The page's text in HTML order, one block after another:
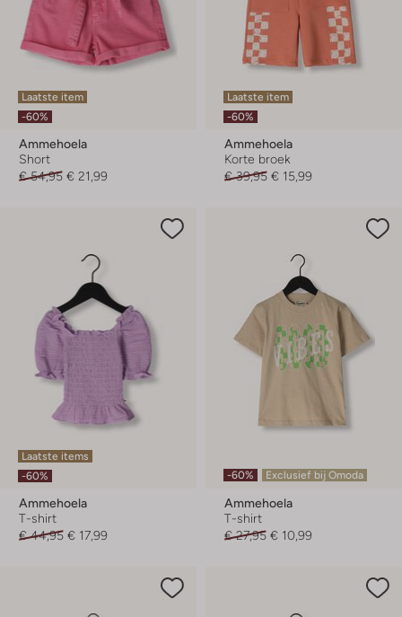
Laatste item
-60%
Ammehoela
Short
€ 54,95 € 21,99
Laatste item
-60%
Ammehoela
Korte broek
€ 39,95 € 15,99
Laatste items
-60%
Ammehoela
T-shirt
€ 44,95 € 17,99
-60% Exclusief bij Omoda
Ammehoela
T-shirt
€ 27,95 € 10,99